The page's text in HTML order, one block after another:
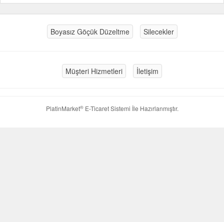
Boyasız Göçük Düzeltme Silecekler
Müşteri Hizmetleri İletişim
PlatinMarket®E-Ticaret Sistemi İle Hazırlanmıştır.